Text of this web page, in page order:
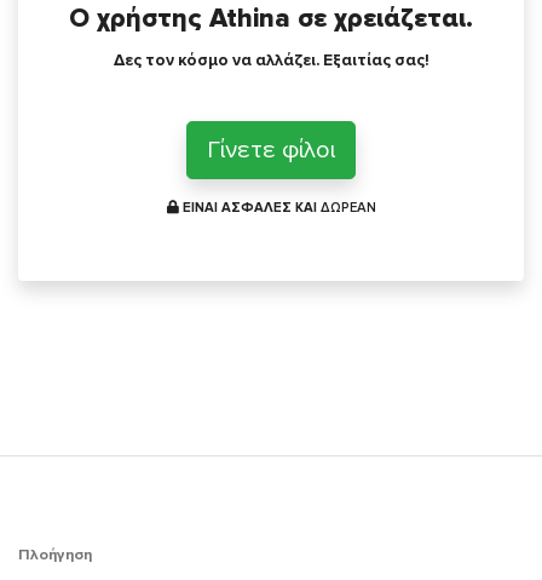
Ο χρήστης Athina σε χρειάζεται.
Δες τον κόσμο να αλλάζει. Εξαιτίας σας!
Γίνετε φίλοι
ΕΙΝΑΙ ΑΣΦΑΛΕΣ ΚΑΙ ΔΩΡΕΑΝ
Πλοήγηση